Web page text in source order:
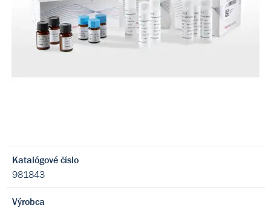
Katalógové číslo
981843
Výrobca